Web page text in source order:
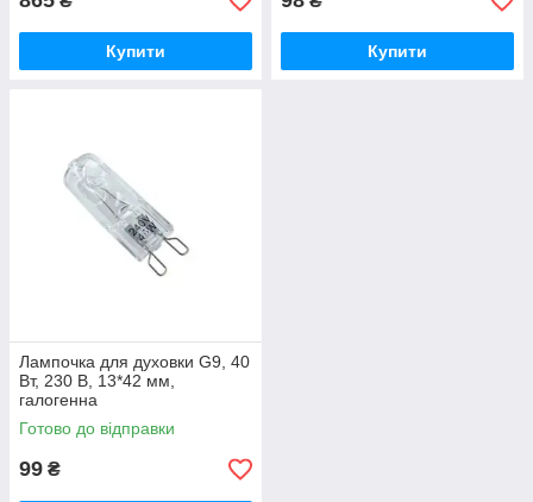
Купити Купити
Лампочка для духовки G9, 40
Вт, 230 В, 13*42 мм,
галогенна
Готово до відправки
99 ₴